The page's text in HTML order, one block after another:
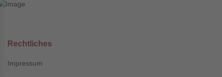
Rechtliches
Impressum